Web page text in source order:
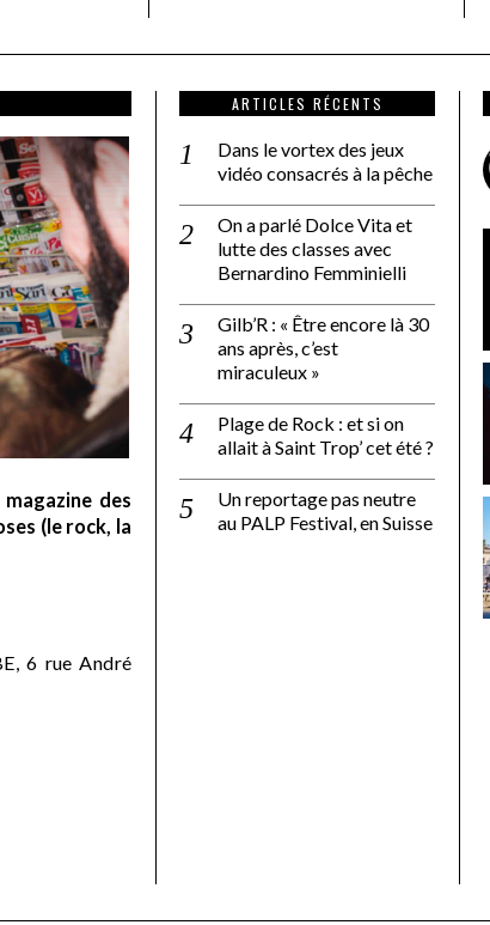
des
(le rock, la
6 rue André
ARTICLES RÉCENTS
Dans le vortex des jeux
vidéo consacrés à la pêche
On a parlé Dolce Vita et
lutte des classes avec
Bernardino Femminielli
Gilb’R : « Être encore là 30
ans après, c’est
miraculeux »
Plage de Rock : et si on
allait à Saint Trop’ cet été ?
Un reportage pas neutre
au PALP Festival, en Suisse